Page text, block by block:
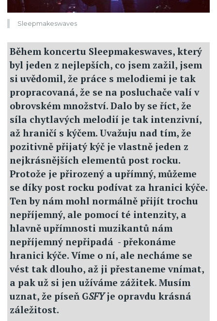
Sleepmakeswaves
Během koncertu Sleepmakeswaves, který
byl jeden z nejlepších, co jsem zažil, jsem
si uvědomil, že práce s melodiemi je tak
propracovaná, že se na posluchače valí v
obrovském množství. Dalo by se říct, že
síla chytlavých melodií je tak intenzivní,
až hraničí s kýčem. Uvažuju nad tím, že
pozitivně přijatý kýč je vlastně jeden z
nejkrásnějších elementů post rocku.
Protože je přirozený a upřímný, můžeme
se díky post rocku podívat za hranici kýče.
Ten by nám mohl normálně přijít trochu
nepříjemný, ale pomocí té intenzity, a
hlavně upřímnosti muzikantů nám
nepříjemný nepřipadá - překonáme
hranici kýče. Víme o ní, ale necháme se
vést tak dlouho, až ji přestaneme vnímat,
a pak už si jen užíváme zážitek. Musím
uznat, že píseň GSFYje opravdu krásná
záležitost.